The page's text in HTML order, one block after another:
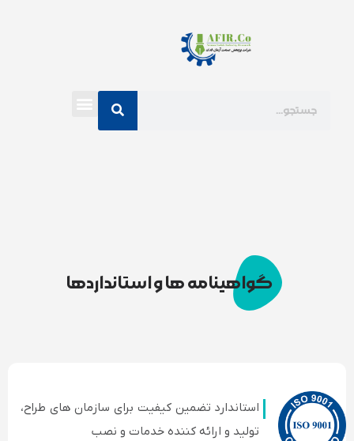
گواهینامه ها و استانداردها
استاندارد تضمین کیفیت برای سازمان های طراح،
تولید و ارائه کننده خدمات و نصب